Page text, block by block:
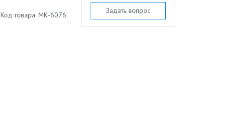
Код товара: МК-6076
Задать вопрос